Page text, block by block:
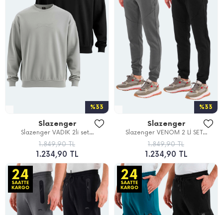
%33
Slazenger
Slazenger VADIK 2li set...
1.849,90 TL
1.234,90 TL
%33
Slazenger
Slazenger VENOM 2 Lİ SET...
1.849,90 TL
1.234,90 TL